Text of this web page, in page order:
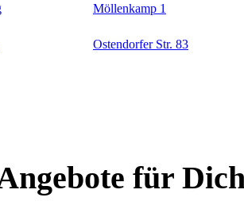
Möllenkamp 1
Ostendorfer Str. 83
für